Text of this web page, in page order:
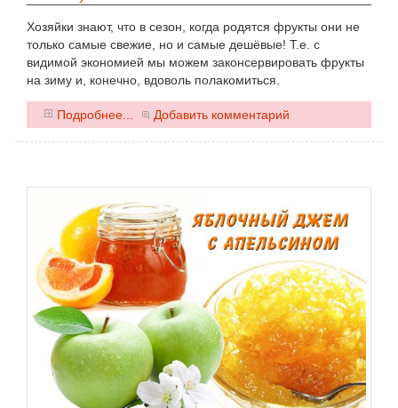
Хозяйки знают, что в сезон, когда родятся фрукты они не
только самые свежие, но и самые дешёвые! Т.е. с
видимой экономией мы можем законсервировать фрукты
на зиму и, конечно, вдоволь полакомиться.
Подробнее... Добавить комментарий